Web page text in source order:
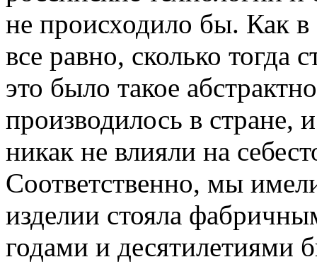
не происходило бы. Как
все равно, сколько тогда
это было такое
производилось в стране,
никак не влияли на
Соответственно, мы
изделии стояла
годами и десятилетиями